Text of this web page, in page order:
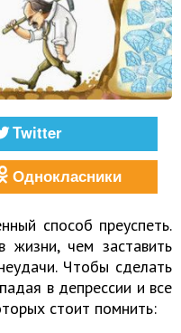
Twitter
Однокласники
способ преуспеть.
чем заставить
Чтобы сделать
в депрессии и все
стоит помнить: